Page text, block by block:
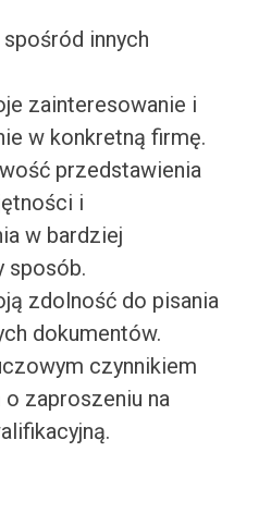
innych
zainteresowanie i
w konkretną firmę.
przedstawienia
i
w bardziej
sposób.
zdolność do pisania
dokumentów.
czynnikiem
zaproszeniu na